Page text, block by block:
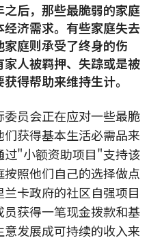
后，那些最脆弱的家庭
济需求。有些家庭失去
庭则承受了终身的伤
人被羁押、失踪或是被
得帮助来维持生计。
员会正在应对一些最脆
获得基本生活必需品来
过"小额资助项目"支持该
照他们自己的选择做点
卡政府的社区自强项目
获得一笔现金拨款和基
发展成可持续的收入来